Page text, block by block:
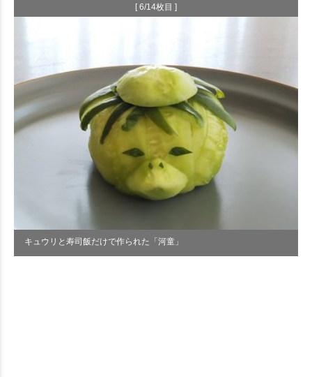
[ 6/14枚目 ]
キュウリと寿司飯だけで作られた「河童」